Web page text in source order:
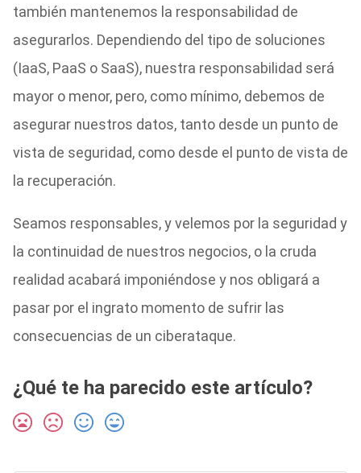
también mantenemos la responsabilidad de
asegurarlos. Dependiendo del tipo de soluciones
(IaaS, PaaS o SaaS), nuestra responsabilidad será
mayor o menor, pero, como mínimo, debemos de
asegurar nuestros datos, tanto desde un punto de
vista de seguridad, como desde el punto de vista de
la recuperación.
Seamos responsables, y velemos por la seguridad y
la continuidad de nuestros negocios, o la cruda
realidad acabará imponiéndose y nos obligará a
pasar por el ingrato momento de sufrir las
consecuencias de un ciberataque.
¿Qué te ha parecido este artículo?